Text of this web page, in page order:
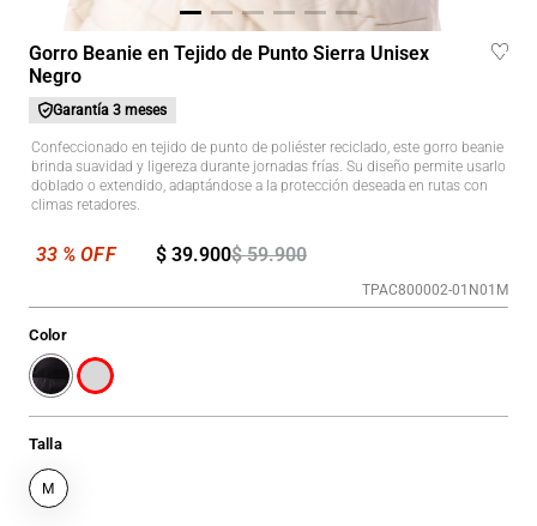
Gorro Beanie en Tejido de Punto Sierra Unisex
Negro
Garantía 3 meses
Confeccionado en tejido de punto de poliéster reciclado, este gorro beanie
brinda suavidad y ligereza durante jornadas frías. Su diseño permite usarlo
doblado o extendido, adaptándose a la protección deseada en rutas con
climas retadores.
$ 59.900
$ 39.900
TPAC800002-01N01M
Talla
M
Color